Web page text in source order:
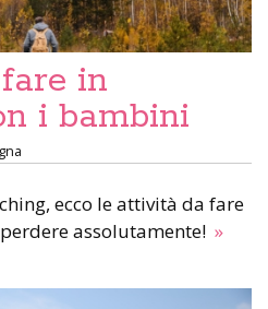
in
i bambini
ecco le attività da fare
assolutamente! »